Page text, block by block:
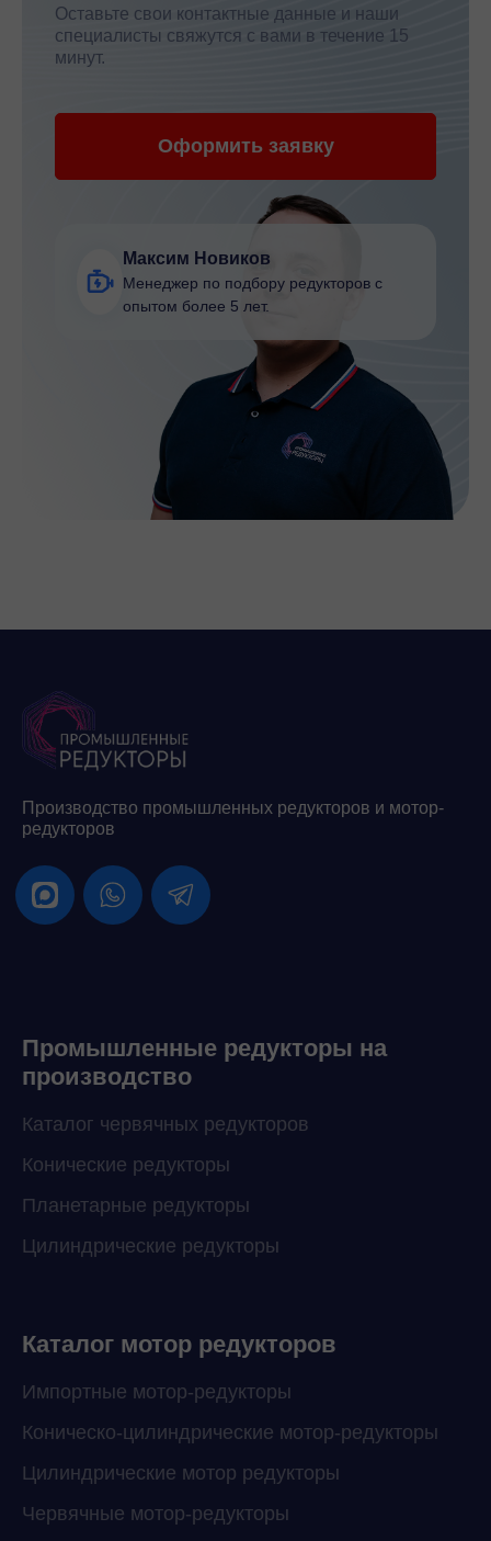
Оставьте свои контактные данные и наши
специалисты свяжутся с вами в течение 15
минут.
Оформить заявку
Максим Новиков
Менеджер по подбору редукторов с
опытом более 5 лет.
Производство промышленных редукторов и мотор-
редукторов
Промышленные редукторы на
производство
Каталог червячных редукторов
Конические редукторы
Планетарные редукторы
Цилиндрические редукторы
Каталог мотор редукторов
Импортные мотор-редукторы
Коническо-цилиндрические мотор-редукторы
Цилиндрические мотор редукторы
Червячные мотор-редукторы